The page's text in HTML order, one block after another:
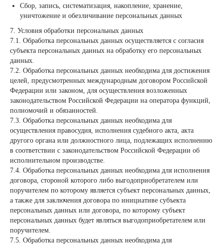
Сбор, запись, систематизация, накопление, хранение,
уничтожение и обезличивание персональных данных
7. Условия обработки персональных данных
7.1. Обработка персональных данных осуществляется с согласия
субъекта персональных данных на обработку его персональных
данных.
7.2. Обработка персональных данных необходима для достижения
целей, предусмотренных международным договором Российской
Федерации или законом, для осуществления возложенных
законодательством Российской Федерации на оператора функций,
полномочий и обязанностей.
7.3. Обработка персональных данных необходима для
осуществления правосудия, исполнения судебного акта, акта
другого органа или должностного лица, подлежащих исполнению
в соответствии с законодательством Российской Федерации об
исполнительном производстве.
7.4. Обработка персональных данных необходима для исполнения
договора, стороной которого либо выгодоприобретателем или
поручителем по которому является субъект персональных данных,
а также для заключения договора по инициативе субъекта
персональных данных или договора, по которому субъект
персональных данных будет являться выгодоприобретателем или
поручителем.
7.5. Обработка персональных данных необходима для